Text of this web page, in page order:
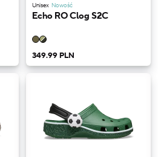
Unisex Nowość
Echo RO Clog S2C
349.99 PLN